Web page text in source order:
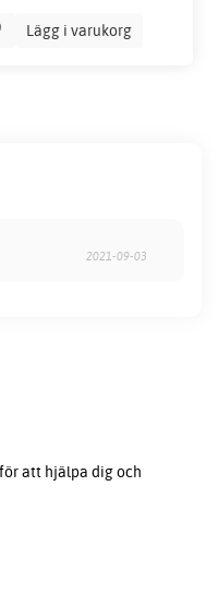
Lägg i varukorg
2021-09-03
att hjälpa dig och